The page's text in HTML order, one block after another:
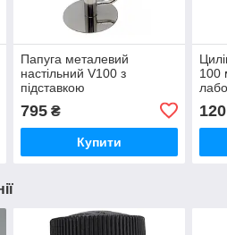
Папуга металевий
настільний V100 з
підставкою
795₴
Купити
100
120